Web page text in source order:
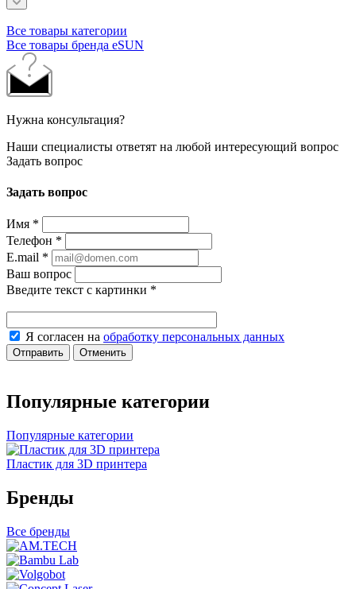
Все товары категории
Все товары бренда eSUN
Нужна консультация?
Наши специалисты ответят на любой интересующий вопрос
Задать вопрос
Задать вопрос
Имя *
Телефон *
E.mail *
Ваш вопрос
Введите текст с картинки *
Я согласен на обработку персональных данных
Отправить Отменить
Популярные категории
Популярные категории
Пластик для 3D принтера
Бренды
Все бренды